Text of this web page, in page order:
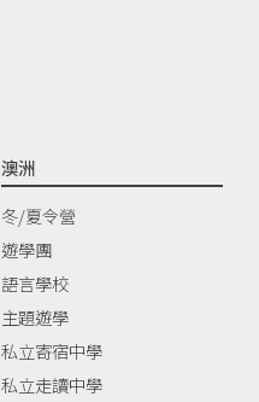
澳洲
冬/夏令營
遊學團
語言學校
主題遊學
私立寄宿中學
私立走讀中學